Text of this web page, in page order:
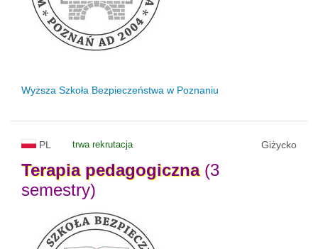
Wyższa Szkoła Bezpieczeństwa w Poznaniu
PL trwa rekrutacja Giżycko
Terapia pedagogiczna(3
semestry)